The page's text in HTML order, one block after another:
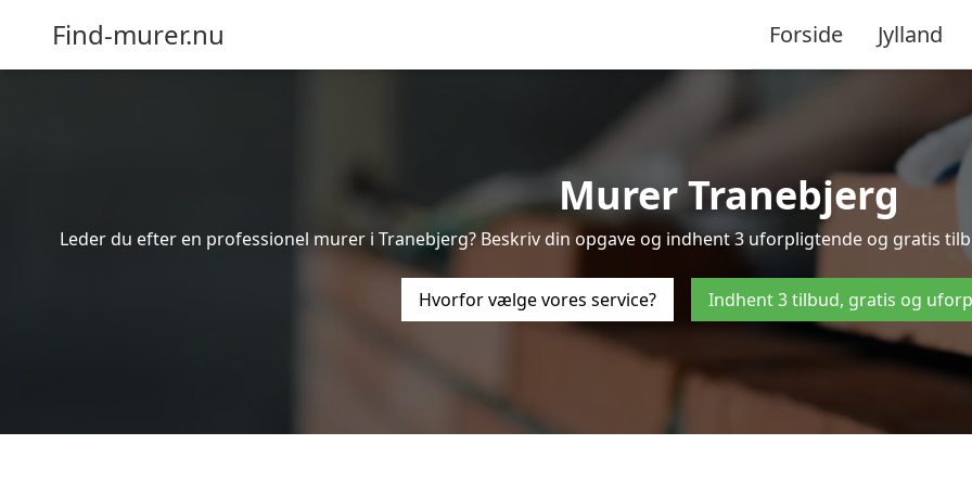
Find-murer.nu Forside Jylland
Murer Tranebjerg
Leder du efter en professionel murer i Tranebjerg? Beskriv din opgave og indhent 3 uforpligtende og gratis
Hvorfor vælge vores service? Indhent 3 tilbud, gratis og